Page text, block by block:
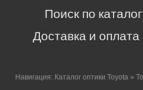
Поиск по
Доставка и оплата
Навигация: Каталог оптики Toyota»